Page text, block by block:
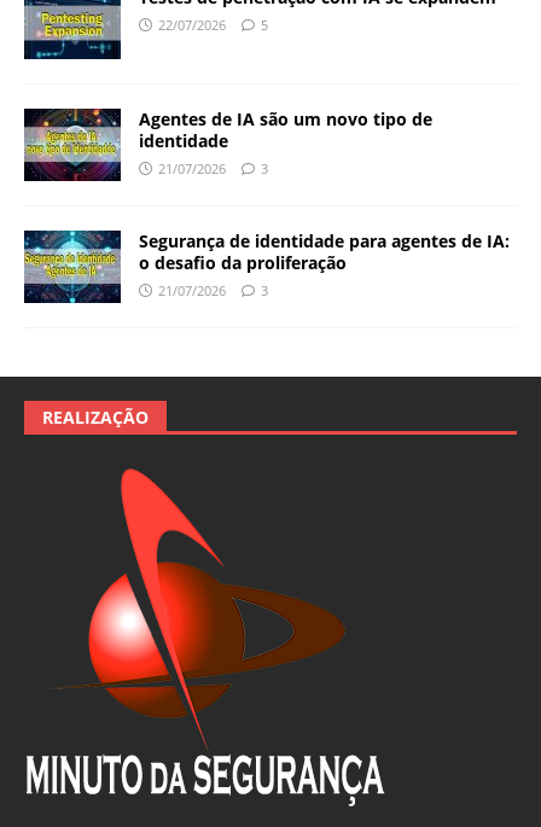
22/07/2026 5
Agentes de IA são um novo tipo de
identidade
21/07/2026 3
Segurança de identidade para agentes de IA:
o desafio da proliferação
21/07/2026 3
REALIZAÇÃO